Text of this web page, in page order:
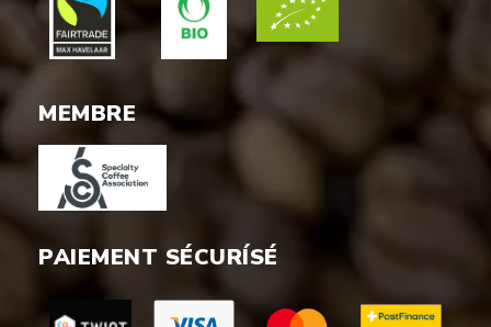
MEMBRE
PAIEMENT SÉCURÍSÉ